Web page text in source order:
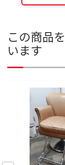
この商品
います